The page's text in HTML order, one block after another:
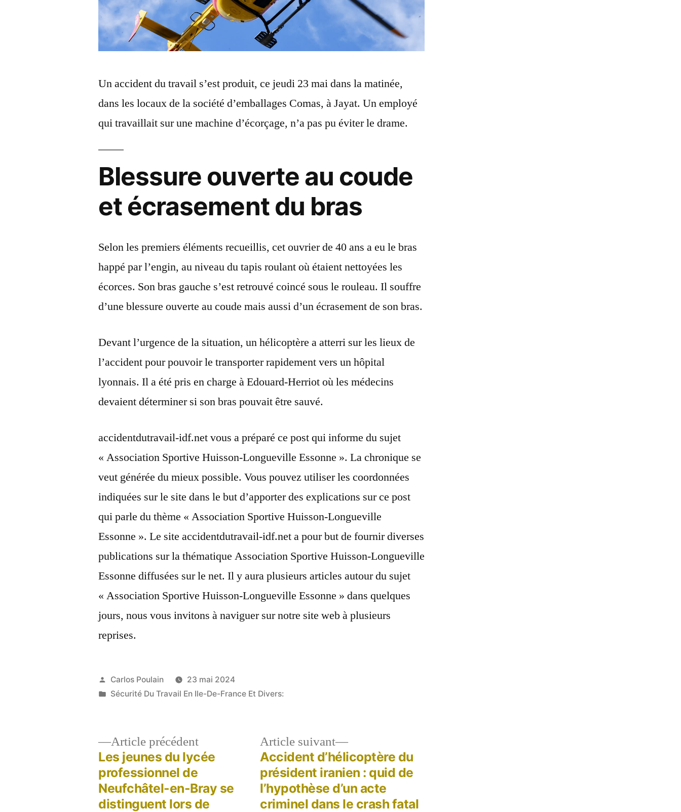
Un accident du travail s’est produit, ce jeudi 23 mai dans la matinée,
dans les locaux de la société d’emballages Comas, à Jayat. Un employé
qui travaillait sur une machine d’écorçage, n’a pas pu éviter le drame.
Blessure ouverte au coude
et écrasement du bras
Selon les premiers éléments recueillis, cet ouvrier de 40 ans a eu le bras
happé par l’engin, au niveau du tapis roulant où étaient nettoyées les
écorces. Son bras gauche s’est retrouvé coincé sous le rouleau. Il souffre
d’une blessure ouverte au coude mais aussi d’un écrasement de son bras.
Devant l’urgence de la situation, un hélicoptère a atterri sur les lieux de
l’accident pour pouvoir le transporter rapidement vers un hôpital
lyonnais. Il a été pris en charge à Edouard-Herriot où les médecins
devaient déterminer si son bras pouvait être sauvé.
accidentdutravail-idf.net vous a préparé ce post qui informe du sujet
« Association Sportive Huisson-Longueville Essonne ». La chronique se
veut générée du mieux possible. Vous pouvez utiliser les coordonnées
indiquées sur le site dans le but d’apporter des explications sur ce post
qui parle du thème « Association Sportive Huisson-Longueville
Essonne ». Le site accidentdutravail-idf.net a pour but de fournir diverses
publications sur la thématique Association Sportive Huisson-Longueville
Essonne diffusées sur le net. Il y aura plusieurs articles autour du sujet
« Association Sportive Huisson-Longueville Essonne » dans quelques
jours, nous vous invitons à naviguer sur notre site web à plusieurs
reprises.
Publié
par
Carlos Poulain
23 mai 2024
Publié
Sécurité Du Travail En Ile-De-France Et Divers:
Navigation
Article précédentArticle
précédent :
Les jeunes du lycée
professionnel de
Neufchâtel-en-Bray se
distinguent lors de
Article suivant
Article
suivant :
Accident d’hélicoptère du
président iranien : quid de
l’hypothèse d’un acte
criminel dans le crash fatal